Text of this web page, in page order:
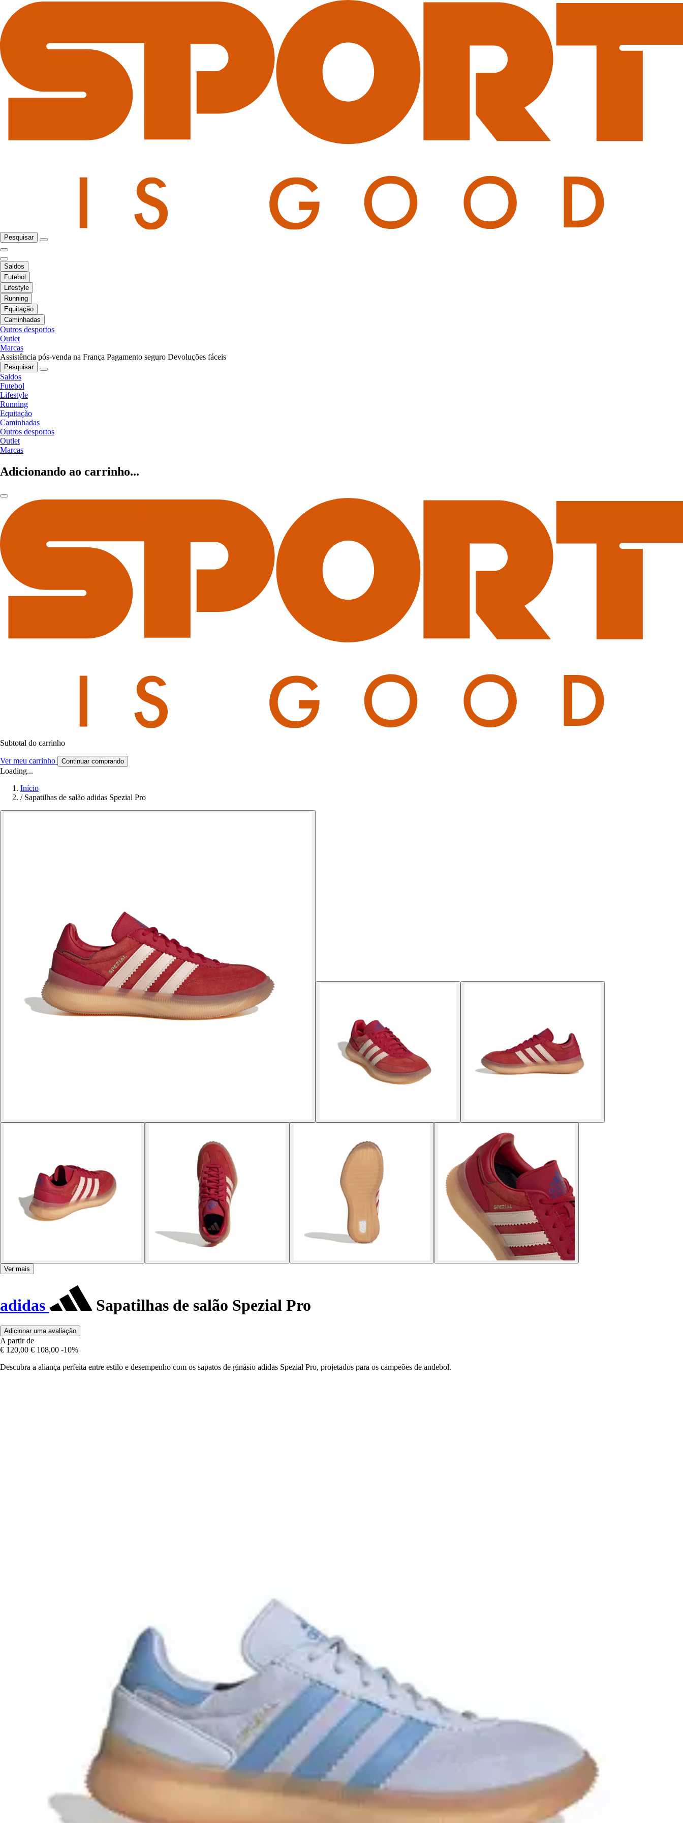
Pesquisar
Saldos
Futebol
Lifestyle
Running
Equitação
Caminhadas
Outros desportos
Outlet
Marcas
Assistência pós-venda na França Pagamento seguro Devoluções fáceis
Pesquisar
Saldos
Futebol
Lifestyle
Running
Equitação
Caminhadas
Outros desportos
Outlet
Marcas
Adicionando ao carrinho...
Subtotal do carrinho
Ver meu carrinho Continuar comprando
Loading...
Início
/ Sapatilhas de salão adidas Spezial Pro
Ver mais
adidas Sapatilhas de salão Spezial Pro
Adicionar uma avaliação
A partir de
€ 120,00 € 108,00 -10%
Descubra a aliança perfeita entre estilo e desempenho com os sapatos de ginásio adidas Spezial Pro, projetados para os campeões de andebol.